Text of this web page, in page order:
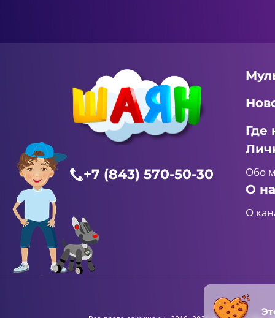
+7 (843) 570-50-30
Где
Обо
О
О